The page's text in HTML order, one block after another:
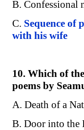
B. Confessional
C. Sequence of
with his wife
10. Which of
poems by
A. Death of a
B. Door into the